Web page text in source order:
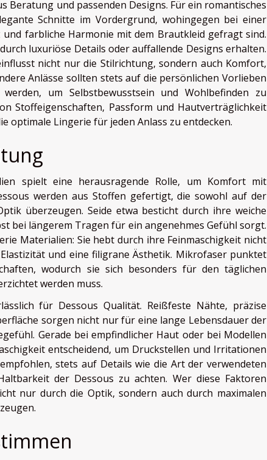
Beratung und passenden Designs. Für ein romantisches
Schnitte im Vordergrund, wohingegen bei einer
farbliche Harmonie mit dem Brautkleid gefragt sind.
luxuriöse Details oder auffallende Designs erhalten.
nicht nur die Stilrichtung, sondern auch Komfort,
Anlässe sollten stets auf die persönlichen Vorlieben
um Selbstbewusstsein und Wohlbefinden zu
Stoffeigenschaften, Passform und Hautverträglichkeit
optimale Lingerie für jeden Anlass zu entdecken.
spielt eine herausragende Rolle, um Komfort mit
werden aus Stoffen gefertigt, die sowohl auf der
überzeugen. Seide etwa besticht durch ihre weiche
bei längerem Tragen für ein angenehmes Gefühl sorgt.
Materialien: Sie hebt durch ihre Feinmaschigkeit nicht
und eine filigrane Ästhetik. Mikrofaser punktet
wodurch sie sich besonders für den täglichen
werden muss.
für Dessous Qualität. Reißfeste Nähte, präzise
sorgen nicht nur für eine lange Lebensdauer der
Gerade bei empfindlicher Haut oder bei Modellen
entscheidend, um Druckstellen und Irritationen
stets auf Details wie die Art der verwendeten
der Dessous zu achten. Wer diese Faktoren
nur durch die Optik, sondern auch durch maximalen